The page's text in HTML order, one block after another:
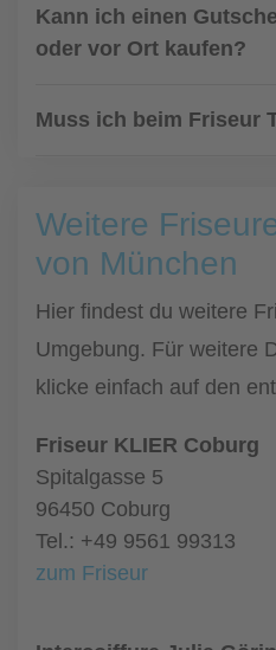
Kann ich einen
oder vor Ort kaufen?
Muss ich beim Friseur
Weitere
von München
Hier findest du weitere
Umgebung. Für weitere
klicke einfach auf den
Friseur KLIER Coburg
Spitalgasse 5
96450 Coburg
Tel.: +49 9561 99313
zum Friseur